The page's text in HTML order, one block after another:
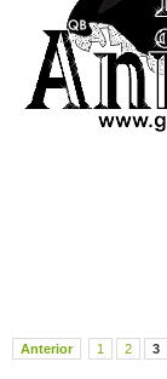
Anterior 1 2 3